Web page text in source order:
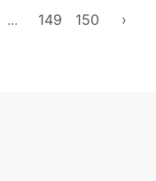
... 149 150 ›